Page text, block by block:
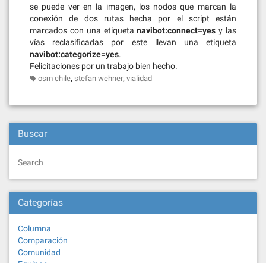
se puede ver en la imagen, los nodos que marcan la
conexión de dos rutas hecha por el script están
marcados con una etiquetanavibot:connect=yes y las
vías reclasificadas por este llevan una etiqueta
navibot:categorize=yes.
Felicitaciones por un trabajo bien hecho.
osm chile, stefan wehner, vialidad
Buscar
Search
Categorías
Columna
Comparación
Comunidad